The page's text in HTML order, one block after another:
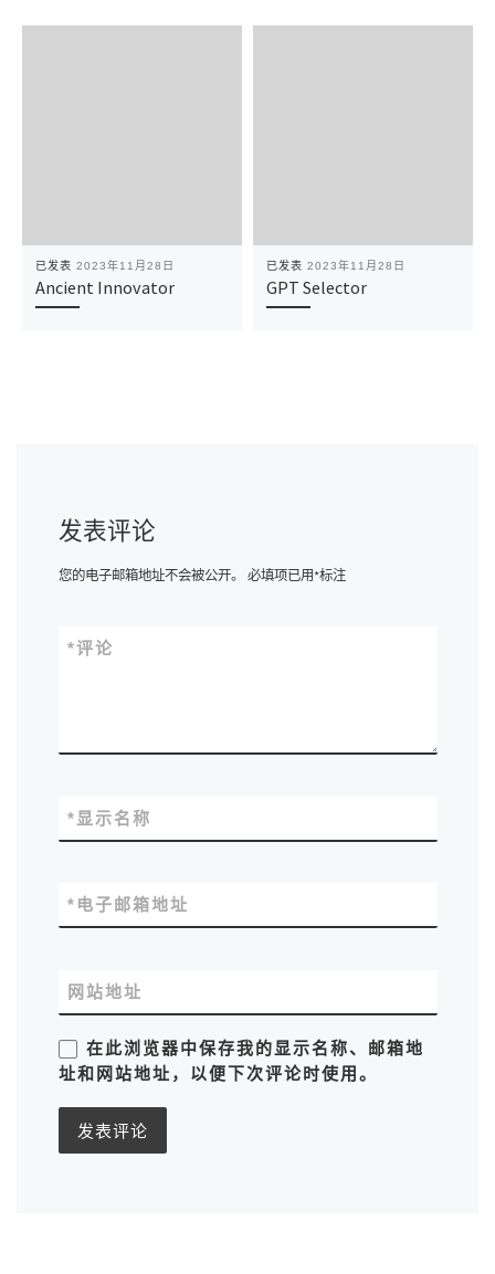
已发表 2023年11月28日
Ancient Innovator
已发表 2023年11月28日
GPT Selector
发表评论
您的电子邮箱地址不会被公开。 必填项已用*标注
评论
*
显示名称
*
电子邮箱地址
*
网站地址
在此浏览器中保存我的显示名称、邮箱地
址和网站地址，以便下次评论时使用。